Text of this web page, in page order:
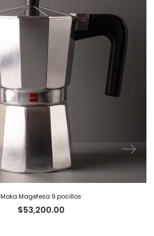
Moka Magefesa 9 pocillos
$53,200.00